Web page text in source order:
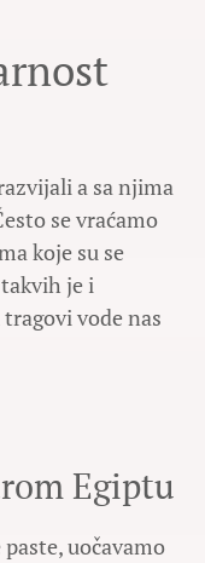
a sa njima
se vraćamo
koje su se
je i
vode nas
Egiptu
uočavamo